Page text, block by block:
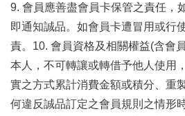
9. 會員應善盡會員卡保管之責任，
即通知誠品。如會員卡遭冒用或行
責。10. 會員資格及相關權益(含會
本人，不可轉讓或轉借予他人使用
實之方式累計消費金額或積分、重
何違反誠品訂定之會員規則之情形